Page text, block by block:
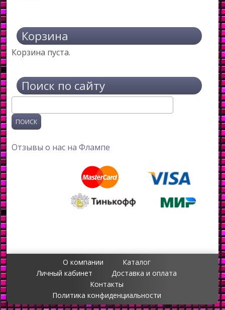
Корзина
Корзина пуста.
Поиск по сайту
Отзывы о нас на Флампе
О компании
Каталог
Личный кабинет
Доставка и оплата
Контакты
Политика конфиденциальности